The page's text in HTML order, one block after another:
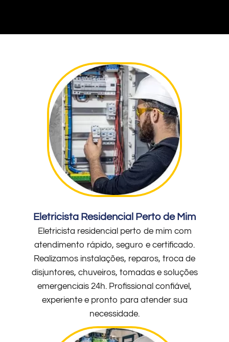
Eletricista Residencial Perto de Mim
Eletricista residencial perto de mim com
atendimento rápido, seguro e certificado.
Realizamos instalações, reparos, troca de
disjuntores, chuveiros, tomadas e soluções
emergenciais 24h. Profissional confiável,
experiente e pronto para atender sua
necessidade.